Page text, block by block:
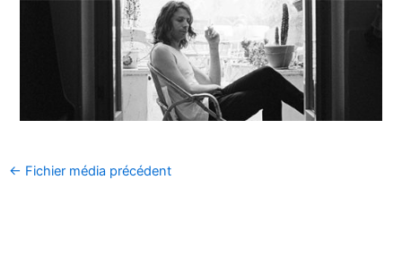
← Fichier média précédent